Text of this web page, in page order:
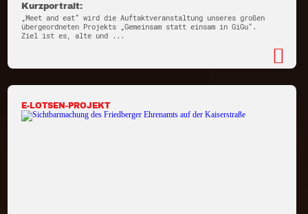
Kurzportrait:
„Meet and eat“ wird die Auftaktveranstaltung unseres großen
übergeordneten Projekts „Gemeinsam statt einsam in GiGu“.
Ziel ist es, alte und ...
E-LOTSEN-PROJEKT